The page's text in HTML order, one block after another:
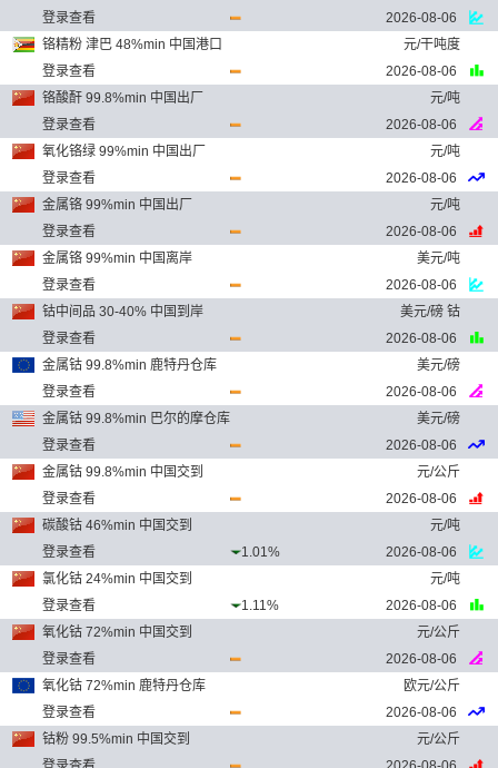
登录查看
2026-08-06
铬精粉 津巴 48%min 中国港口
元/干吨度
登录查看
2026-08-06
铬酸酐 99.8%min 中国出厂
元/吨
登录查看
2026-08-06
氧化铬绿 99%min 中国出厂
元/吨
登录查看
2026-08-06
金属铬 99%min 中国出厂
元/吨
登录查看
2026-08-06
金属铬 99%min 中国离岸
美元/吨
登录查看
2026-08-06
钴中间品 30-40% 中国到岸
美元/磅 钴
登录查看
2026-08-06
金属钴 99.8%min 鹿特丹仓库
美元/磅
登录查看
2026-08-06
金属钴 99.8%min 巴尔的摩仓库
美元/磅
登录查看
2026-08-06
金属钴 99.8%min 中国交到
元/公斤
登录查看
2026-08-06
碳酸钴 46%min 中国交到
元/吨
登录查看
1.01%
2026-08-06
氯化钴 24%min 中国交到
元/吨
登录查看
1.11%
2026-08-06
氧化钴 72%min 中国交到
元/公斤
登录查看
2026-08-06
氧化钴 72%min 鹿特丹仓库
欧元/公斤
登录查看
2026-08-06
钴粉 99.5%min 中国交到
元/公斤